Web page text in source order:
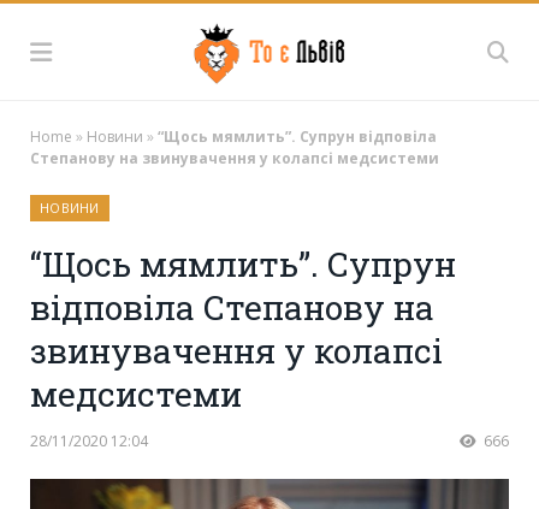
Home » Новини »“Щось мямлить”. Супрун відповіла
Степанову на звинувачення у колапсі медсистеми
НОВИНИ
“Щось мямлить”. Супрун
відповіла Степанову на
звинувачення у колапсі
медсистеми
28/11/2020 12:04 666